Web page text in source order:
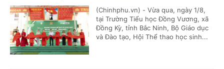
(Chinhphu.vn) - Vừa qua, ngày 1/8,
tại Trường Tiểu học Đồng Vương, xã
Đồng Kỳ, tỉnh Bắc Ninh, Bộ Giáo dục
và Đào tạo, Hội Thể thao học sinh...